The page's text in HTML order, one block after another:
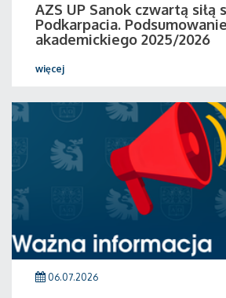
AZS UP Sanok czwartą siłą
Podkarpacia.
akademickiego 2025/2026
więcej
06.07.2026